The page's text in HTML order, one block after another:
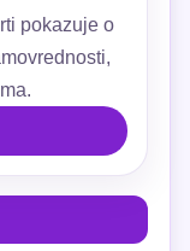
pokazuje o